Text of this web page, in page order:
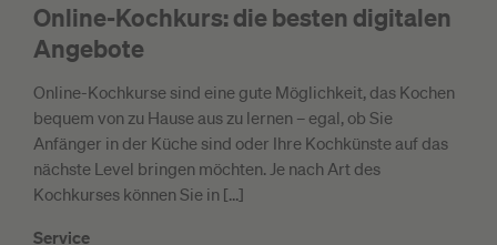
Online-Kochkurs: die besten digitalen
Angebote
Online-Kochkurse sind eine gute Möglichkeit, das Kochen
bequem von zu Hause aus zu lernen – egal, ob Sie
Anfänger in der Küche sind oder Ihre Kochkünste auf das
nächste Level bringen möchten. Je nach Art des
Kochkurses können Sie in […]
Service